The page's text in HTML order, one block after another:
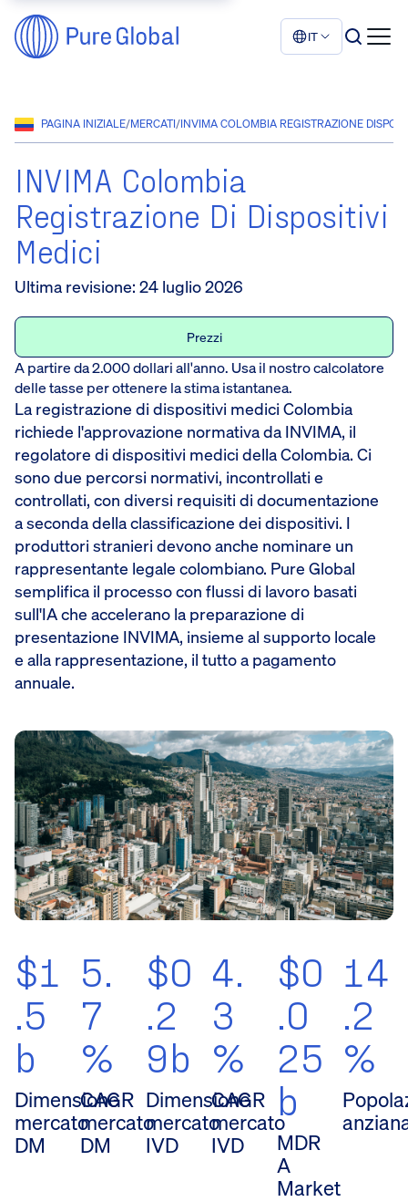
IT
PAGINA INIZIALE/MERCATI/INVIMA COLOMBIA REGISTRAZIONE
INVIMA Colombia
Registrazione Di Dispositivi
Medici
Ultima revisione: 24 luglio 2026
Prezzi
A partire da 2.000 dollari all'anno. Usa il nostro calcolatore
delle tasse per ottenere la stima istantanea.
La registrazione di dispositivi medici Colombia
richiede l'approvazione normativa da INVIMA, il
regolatore di dispositivi medici della Colombia. Ci
sono due percorsi normativi, incontrollati e
controllati, con diversi requisiti di documentazione
a seconda della classificazione dei dispositivi. I
produttori stranieri devono anche nominare un
rappresentante legale colombiano. Pure Global
semplifica il processo con flussi di lavoro basati
sull'IA che accelerano la preparazione di
presentazione INVIMA, insieme al supporto locale
e alla rappresentazione, il tutto a pagamento
annuale.
$1
.5
b
Dimensione
mercato
DM
5.
7
%
CAGR
mercato
DM
$0
.2
9b
Dimensione
mercato
IVD
4.
3
%
CAGR
mercato
IVD
$0
.0
25
b
MDR
A
Market
14
.2
%